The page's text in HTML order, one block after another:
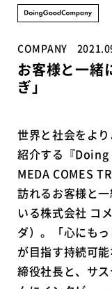
COMPANY
お客様と一緒
ぎ」
世界と社会をよ
紹介する『
MEDA COMES
訪れるお客様と
いる株式会社 コ
ダ）。「心にも
が目指す持続可
締役社長と、サ